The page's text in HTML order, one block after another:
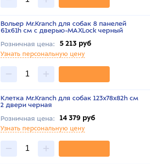
Вольер Mr.Kranch для собак 8 панелей
61х61h см с дверью-MAXLock черный
Розничная цена:
5 213 руб
Узнать персональную цену
Клетка Mr.Kranch для собак 123х78х82h см
2 двери черная
Розничная цена:
14 379 руб
Узнать персональную цену